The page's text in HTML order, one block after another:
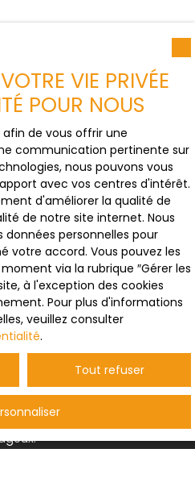
et optimiser vos
angulaire de tout
il vous permet :
VIE PRIVÉE
POUR NOUS
afin de vous offrir une
communication pertinente sur
nous pouvons vous
avec vos centres d'intérêt.
d'améliorer la qualité de
de notre site internet. Nous
personnelles pour
votre accord. Vous pouvez les
via la rubrique ″Gérer les
à l'exception des cookies
Pour plus d'informations
veuillez consulter
.
Tout refuser